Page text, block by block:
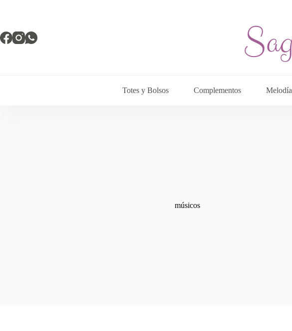
Totes y Bolsos Complementos Melodía
músicos